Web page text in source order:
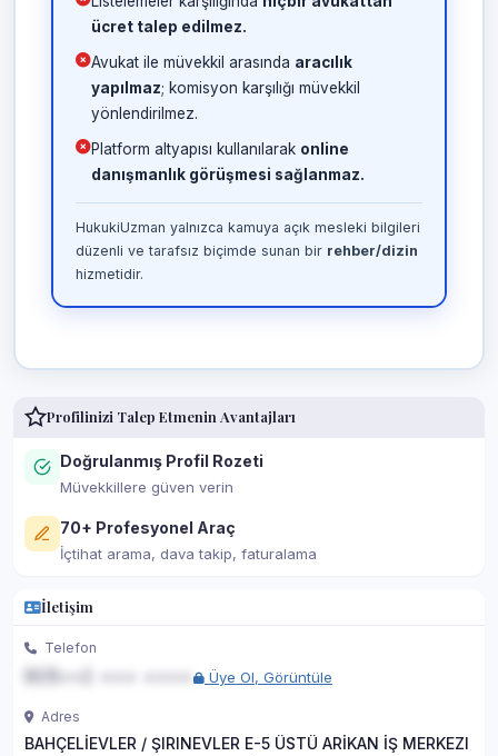
ücret talep edilmez.
Avukat ile müvekkil arasında aracılık
yapılmaz; komisyon karşılığı müvekkil
yönlendirilmez.
Platform altyapısı kullanılarak online
danışmanlık görüşmesi sağlanmaz.
HukukiUzman yalnızca kamuya açık mesleki bilgileri
düzenli ve tarafsız biçimde sunan bir rehber/dizin
hizmetidir.
Profilinizi Talep Etmenin Avantajları
Doğrulanmış Profil Rozeti
Müvekkillere güven verin
70+ Profesyonel Araç
İçtihat arama, dava takip, faturalama
İletişim
Telefon
Üye Ol, Görüntüle
Adres
BAHÇELİEVLER / ŞIRINEVLER E-5 ÜSTÜ ARİKAN İŞ MERKEZI